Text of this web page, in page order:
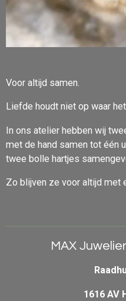
Voor altijd samen.
Liefde houdt niet op waar
In ons atelier hebben wij
met de hand samen tot één
twee bolle hartjes
Zo blijven ze voor altijd met
MAX
1616 AV